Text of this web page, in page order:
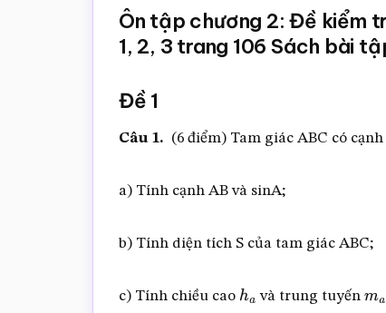
Ôn tập chương 2: Đề kiểm
1, 2, 3 trang 106 Sách bài
Đề 1
Câu 1. (6 điểm) Tam giác ABC có cạnh
a) Tính cạnh AB và sinA;
b) Tính diện tích S của tam giác ABC;
c) Tính chiều cao ha và trung tuyến ma